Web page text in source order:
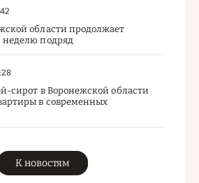
области продолжает
неделю подряд
сирот в Воронежской области
в современных
К новостям